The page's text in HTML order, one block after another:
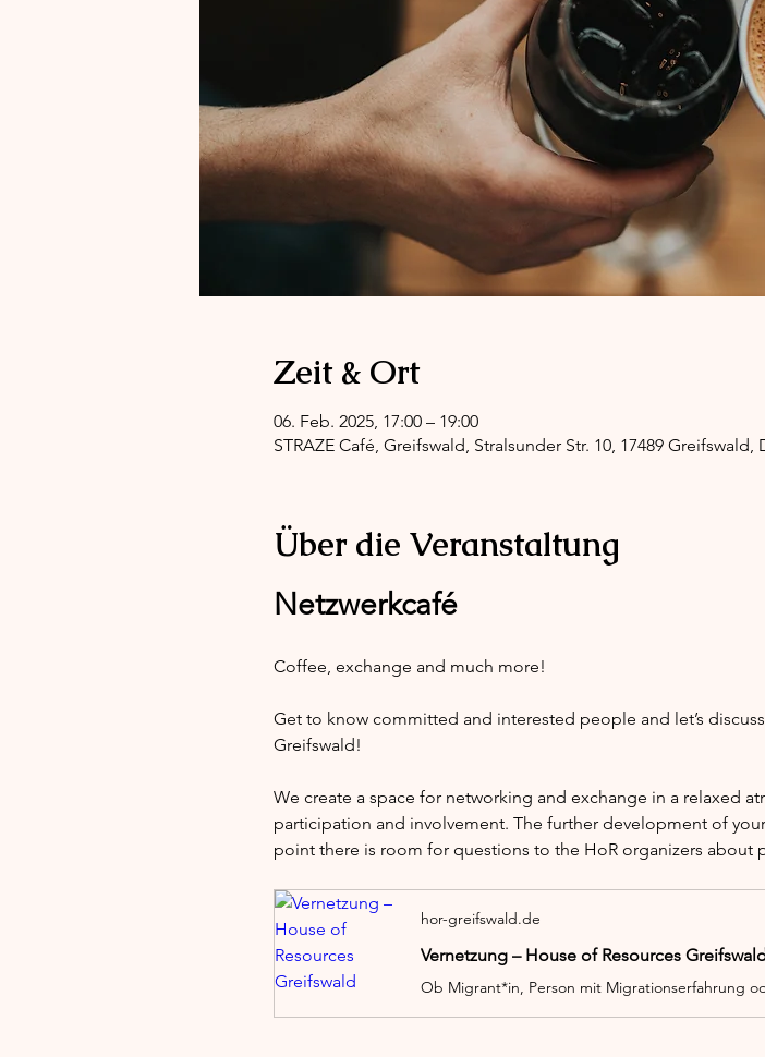
Zeit & Ort
06. Feb. 2025, 17:00 – 19:00
STRAZE Café, Greifswald, Stralsunder Str. 10, 17489 Greifswald,
Über die Veranstaltung
Netzwerkcafé
Coffee, exchange and much more!
Get to know committed and interested people and let’s
Greifswald!
We create a space for networking and exchange in a relaxed
participation and involvement. The further development of
point there is room for questions to the HoR organizers
hor-greifswald.de
Vernetzung – House of Resources